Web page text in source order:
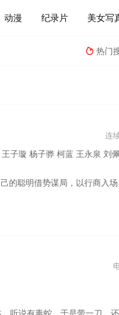
动漫 纪录片 美女写
 热门
连
令卓 栾元晖 扈天翼 唐鉴军 程枫 徐僧 韩云云 王俊彭 黄
湖中洗澡,八戒干着急看不到。唐僧严肃地朝湖面喊:施主，小心鳄鱼啊！七仙女一丝不挂飞奔上岸。八戒感叹:领导的智商无法超越啊！